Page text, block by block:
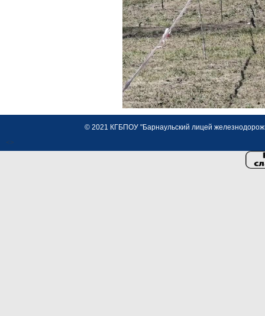
© 2021 КГБПОУ "Барнаульский лицей
<>